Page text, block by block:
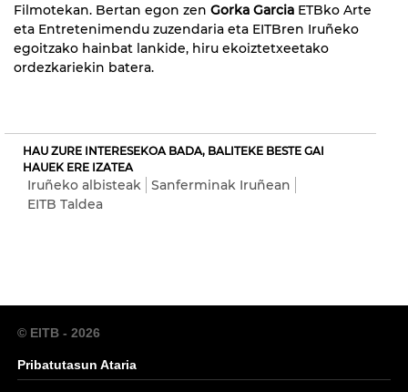
Filmotekan. Bertan egon zen Gorka Garcia ETBko Arte
eta Entretenimendu zuzendaria eta EITBren Iruñeko
egoitzako hainbat lankide, hiru ekoiztetxeetako
ordezkariekin batera.
HAU ZURE INTERESEKOA BADA, BALITEKE BESTE GAI
HAUEK ERE IZATEA
Iruñeko albisteak
Sanferminak Iruñean
EITB Taldea
© EITB - 2026
Pribatutasun Ataria